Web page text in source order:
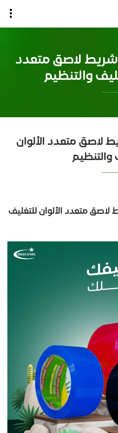
شريط لاصق متعدد
والتنظيم
لاصق متعدد الألوان
والتنظيم
متعدد الألوان للتغليف